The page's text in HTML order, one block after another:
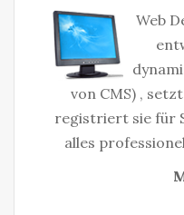
Web
von CMS) ,
registriert sie für
alles